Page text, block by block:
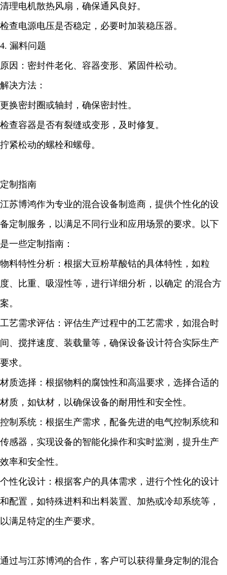
清理电机散热风扇，确保通风良好。
检查电源电压是否稳定，必要时加装稳压器。
4. 漏料问题
原因：密封件老化、容器变形、紧固件松动。
解决方法：
更换密封圈或轴封，确保密封性。
检查容器是否有裂缝或变形，及时修复。
拧紧松动的螺栓和螺母。
定制指南
江苏博鸿作为专业的混合设备制造商，提供个性化的设
备定制服务，以满足不同行业和应用场景的要求。以下
是一些定制指南：
物料特性分析：根据大豆粉草酸钴的具体特性，如粒
度、比重、吸湿性等，进行详细分析，以确定 的混合方
案。
工艺需求评估：评估生产过程中的工艺需求，如混合时
间、搅拌速度、装载量等，确保设备设计符合实际生产
要求。
材质选择：根据物料的腐蚀性和高温要求，选择合适的
材质，如钛材，以确保设备的耐用性和安全性。
控制系统：根据生产需求，配备先进的电气控制系统和
传感器，实现设备的智能化操作和实时监测，提升生产
效率和安全性。
个性化设计：根据客户的具体需求，进行个性化的设计
和配置，如特殊进料和出料装置、加热或冷却系统等，
以满足特定的生产要求。
通过与江苏博鸿的合作，客户可以获得量身定制的混合